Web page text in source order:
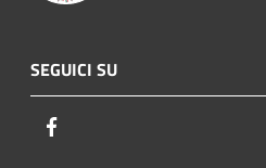
SEGUICI SU